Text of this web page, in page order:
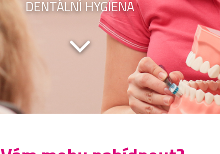
DENTÁLNÍ HYGIENA